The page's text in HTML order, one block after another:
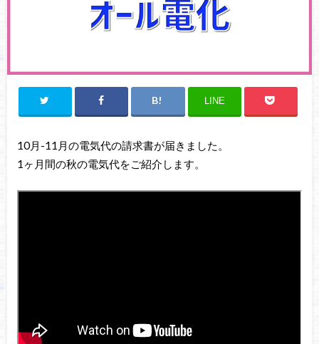
LINE
10月-11月の電気代の請求書が届きました。
1ヶ月間の秋の電気代をご紹介します。